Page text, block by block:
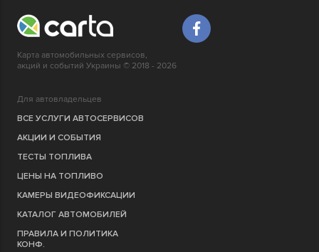
Карта автомобильных сервисов,
акций и событий Украины © 2018 - 2026
Для автовладельцев
ВСЕ УСЛУГИ АВТОСЕРВИСОВ
АКЦИИ И СОБЫТИЯ
ТЕСТЫ ТОПЛИВА
ЦЕНЫ НА ТОПЛИВО
КАМЕРЫ ВИДЕОФИКСАЦИИ
КАТАЛОГ АВТОМОБИЛЕЙ
ПРАВИЛА И ПОЛИТИКА
КОНФ.